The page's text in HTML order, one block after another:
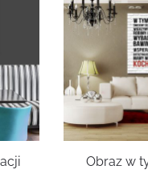
Obraz w